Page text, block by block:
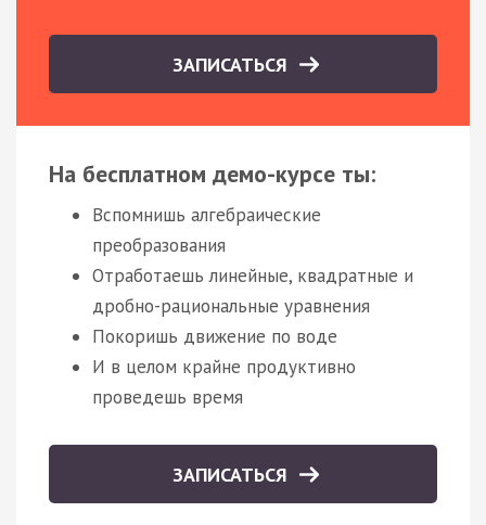
ЗАПИСАТЬСЯ
На бесплатном демо-курсе ты:
Вспомнишь алгебраические
преобразования
Отработаешь линейные, квадратные и
дробно-рациональные уравнения
Покоришь движение по воде
И в целом крайне продуктивно
проведешь время
ЗАПИСАТЬСЯ